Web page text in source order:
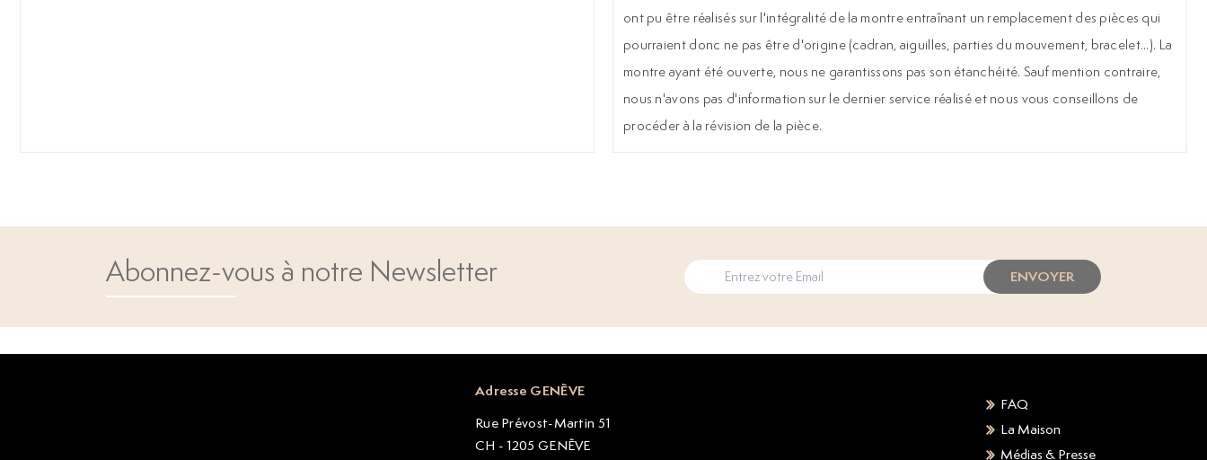
ont pu être réalisés sur l'intégralité de la montre entraînant un remplacement des pièces qui
pourraient donc ne pas être d'origine (cadran, aiguilles, parties du mouvement, bracelet...). La
montre ayant été ouverte, nous ne garantissons pas son étanchéité. Sauf mention contraire,
nous n'avons pas d'information sur le dernier service réalisé et nous vous conseillons de
procéder à la révision de la pièce.
Abonnez-vous à notre Newsletter ENVOYER
Adresse GENÈVE
Rue Prévost-Martin 51
CH - 1205 GENÈVE
FAQ
La Maison
Médias & Presse